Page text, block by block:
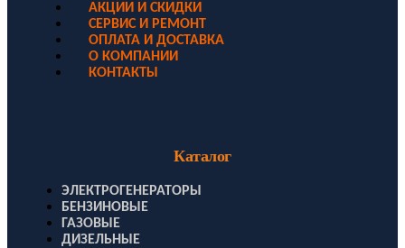
АКЦИИ И СКИДКИ
СЕРВИС И РЕМОНТ
ОПЛАТА И ДОСТАВКА
О КОМПАНИИ
КОНТАКТЫ
Каталог
ЭЛЕКТРОГЕНЕРАТОРЫ
БЕНЗИНОВЫЕ
ГАЗОВЫЕ
ДИЗЕЛЬНЫЕ